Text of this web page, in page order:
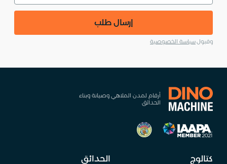
إرسال طلب
وقبولسياسة الخصوصية
أرقام لمدن الملاهي وصيانة وبناء
الحدائق
كتالوج الحدائق